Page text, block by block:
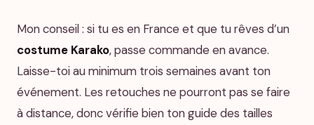
Mon conseil : si tu es en France et que tu rêves d’un
costume Karako, passe commande en avance.
Laisse-toi au minimum trois semaines avant ton
événement. Les retouches ne pourront pas se faire
à distance, donc vérifie bien ton guide des tailles